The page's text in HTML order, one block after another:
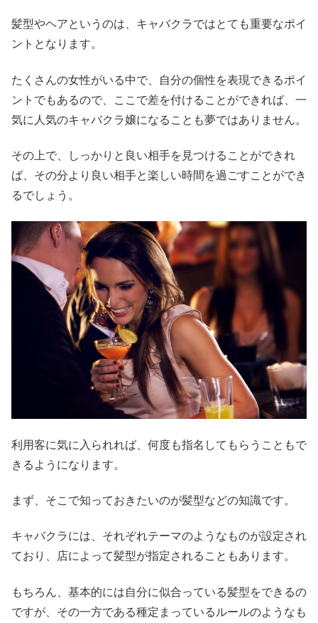
髪型やヘアというのは、キャバクラではとても重要なポイ
ントとなります。
たくさんの女性がいる中で、自分の個性を表現できるポイ
ントでもあるので、ここで差を付けることができれば、一
気に人気のキャバクラ嬢になることも夢ではありません。
その上で、しっかりと良い相手を見つけることができれ
ば、その分より良い相手と楽しい時間を過ごすことができ
るでしょう。
利用客に気に入られれば、何度も指名してもらうこともで
きるようになります。
まず、そこで知っておきたいのが髪型などの知識です。
キャバクラには、それぞれテーマのようなものが設定され
ており、店によって髪型が指定されることもあります。
もちろん、基本的には自分に似合っている髪型をできるの
ですが、その一方である種定まっているルールのようなも